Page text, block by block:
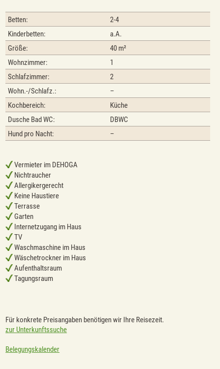
Betten:
2-4
Kinderbetten:
a.A.
Größe:
40 m²
Wohnzimmer:
1
Schlafzimmer:
2
Wohn.-/Schlafz.:
–
Kochbereich:
Küche
Dusche Bad WC:
DBWC
Hund pro Nacht:
–
Vermieter im DEHOGA
Nichtraucher
Allergikergerecht
Keine Haustiere
Terrasse
Garten
Internetzugang im Haus
TV
Waschmaschine im Haus
Wäschetrockner im Haus
Aufenthaltsraum
Tagungsraum
Für konkrete Preisangaben benötigen wir Ihre Reisezeit.
zur Unterkunftssuche
Belegungskalender